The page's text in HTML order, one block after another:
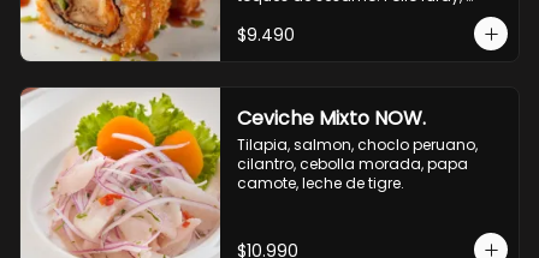
queso, champiñon furay, cebollin.
$9.490
Ceviche Mixto NOW.
Tilapia, salmon, choclo peruano,
cilantro, cebolla morada, papa
camote, leche de tigre.
$10.990